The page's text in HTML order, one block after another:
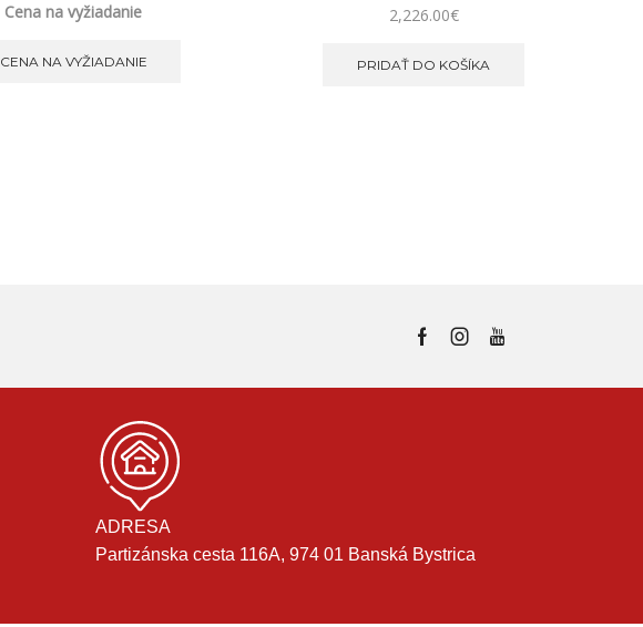
Cena na vyžiadanie
CENA NA VYŽIADANIE
2,226.00€
PRIDAŤ DO KOŠÍKA
ADRESA
Partizánska cesta 116A, 974 01 Banská Bystrica